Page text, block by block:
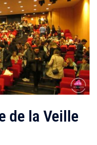
de la Veille